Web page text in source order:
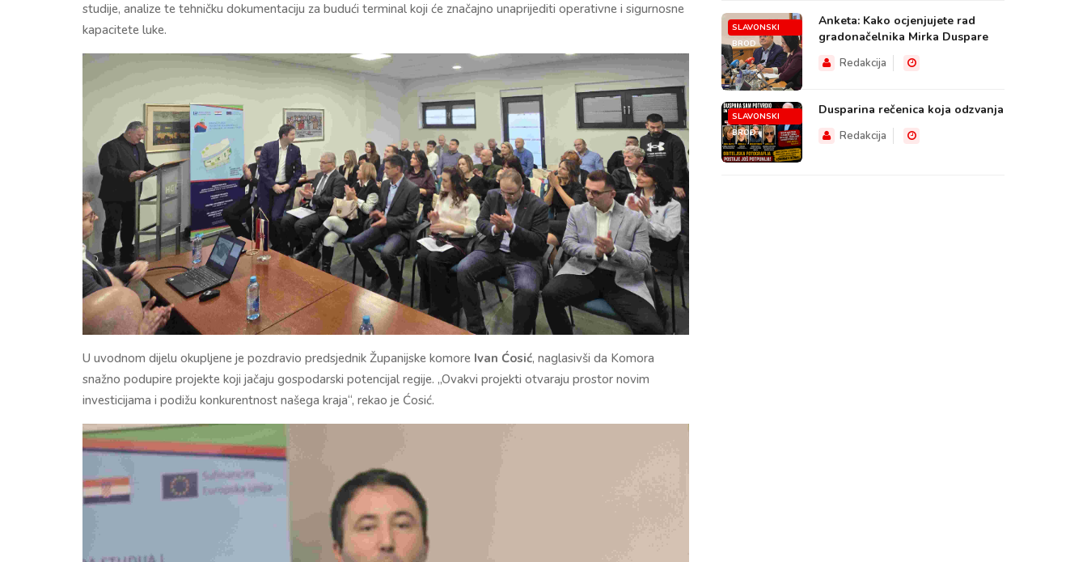
studije, analize te tehničku dokumentaciju za budući terminal koji će značajno unaprijediti operativne i sigurnosne
kapacitete luke.
U uvodnom dijelu okupljene je pozdravio predsjednik Županijske komore Ivan Ćosić, naglasivši da Komora
snažno podupire projekte koji jačaju gospodarski potencijal regije. „Ovakvi projekti otvaraju prostor novim
investicijama i podižu konkurentnost našega kraja“, rekao je Ćosić.
SLAVONSKI
BROD
Anketa: Kako ocjenjujete rad
gradonačelnika Mirka Duspare
Redakcija
SLAVONSKI
BROD
Dusparina rečenica koja odzvanja
Redakcija